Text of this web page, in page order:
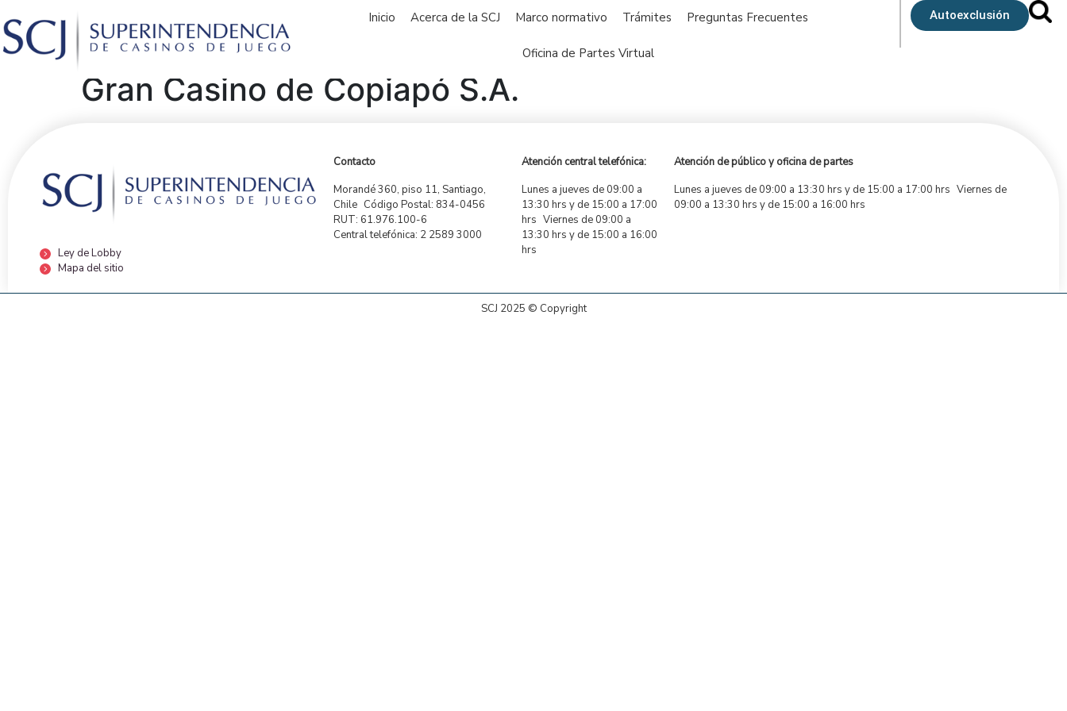
Inicio Acerca de la SCJ Marco normativo Trámites Preguntas Frecuentes
Oficina de Partes Virtual
Autoexclusión
Gran Casino de Copiapó S.A.
Ley de Lobby
Mapa del sitio
Contacto
Morandé 360, piso 11, Santiago,
Chile Código Postal: 834-0456
RUT: 61.976.100-6
Central telefónica: 2 2589 3000
Atención central telefónica:
Lunes a jueves de 09:00 a
13:30 hrs y de 15:00 a 17:00
hrs Viernes de 09:00 a
13:30 hrs y de 15:00 a 16:00
hrs
Atención de público y oficina de partes
Lunes a jueves de 09:00 a 13:30 hrs y de 15:00 a 17:00 hrs Viernes de
09:00 a 13:30 hrs y de 15:00 a 16:00 hrs
SCJ 2025 © Copyright